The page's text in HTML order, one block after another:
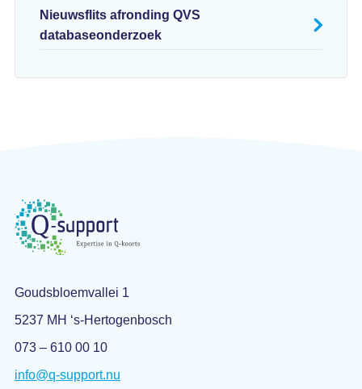
Nieuwsflits afronding QVS
databaseonderzoek
Goudsbloemvallei 1
5237 MH ‘s-Hertogenbosch
073 – 610 00 10
info@q-support.nu